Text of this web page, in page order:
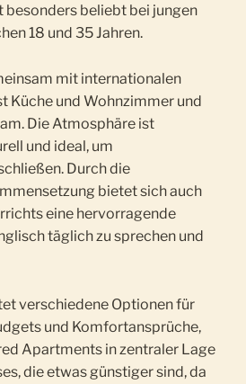
besonders beliebt bei jungen
18 und 35 Jahren.
mit internationalen
Küche und Wohnzimmer und
Die Atmosphäre ist
und ideal, um
Durch die
bietet sich auch
eine hervorragende
täglich zu sprechen und
verschiedene Optionen für
und Komfortansprüche,
Apartments in zentraler Lage
die etwas günstiger sind, da